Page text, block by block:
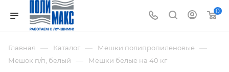
0
Главная — Каталог — Мешки полипропиленовые —
Мешок п/п, белый — Мешки белые на 40 кг